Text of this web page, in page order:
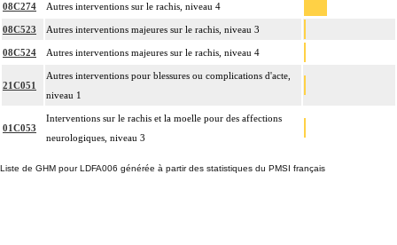
08C274 Autres interventions sur le rachis, niveau 4
08C523 Autres interventions majeures sur le rachis, niveau 3
08C524 Autres interventions majeures sur le rachis, niveau 4
21C051
Autres interventions pour blessures ou complications d'acte,
niveau 1
01C053
Interventions sur le rachis et la moelle pour des affections
neurologiques, niveau 3
Liste de GHM pour LDFA006 générée à partir des statistiques du PMSI français